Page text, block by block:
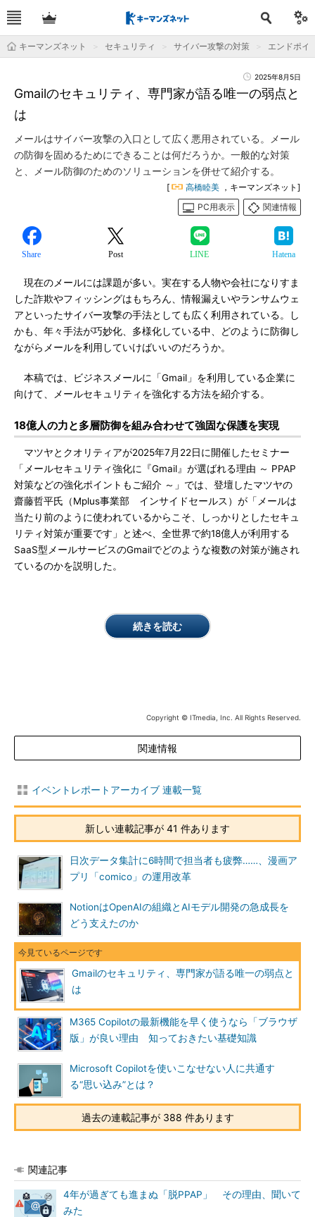
キーマンズネット セキュリティ サイバー攻撃の対策 エンドポイ
2025年8月5日
Gmailのセキュリティ、専門家が語る唯一の弱点と
は
メールはサイバー攻撃の入口として広く悪用されている。メール
の防御を固めるためにできることは何だろうか。一般的な対策
と、メール防御のためのソリューションを併せて紹介する。
[ 高橋睦美 ，キーマンズネット]
PC用表示
関連情報
Share Post LINE Hatena
現在のメールには課題が多い。実在する人物や会社になりすま
した詐欺やフィッシングはもちろん、情報漏えいやランサムウェ
アといったサイバー攻撃の手法としても広く利用されている。し
かも、年々手法が巧妙化、多様化している中、どのように防御し
ながらメールを利用していけばいいのだろうか。
本稿では、ビジネスメールに「Gmail」を利用している企業に
向けて、メールセキュリティを強化する方法を紹介する。
18億人の力と多層防御を組み合わせて強固な保護を実現
マツヤとクオリティアが2025年7月22日に開催したセミナー
「メールセキュリティ強化に『Gmail』が選ばれる理由 ～ PPAP
対策などの強化ポイントもご紹介 ～」では、登壇したマツヤの
齋藤哲平氏（Mplus事業部 インサイドセールス）が「メールは
当たり前のように使われているからこそ、しっかりとしたセキュ
リティ対策が重要です」と述べ、全世界で約18億人が利用する
SaaS型メールサービスのGmailでどのような複数の対策が施され
ているのかを説明した。
続きを読む
Copyright © ITmedia, Inc. All Rights Reserved.
関連情報
イベントレポートアーカイブ 連載一覧
新しい連載記事が 41 件あります
日次データ集計に6時間で担当者も疲弊……、漫画ア
プリ「comico」の運用改革
NotionはOpenAIの組織とAIモデル開発の急成長を
どう支えたのか
Gmailのセキュリティ、専門家が語る唯一の弱点と
は
M365 Copilotの最新機能を早く使うなら「ブラウザ
版」が良い理由 知っておきたい基礎知識
Microsoft Copilotを使いこなせない人に共通す
る“思い込み”とは？
過去の連載記事が 388 件あります
関連記事
4年が過ぎても進まぬ「脱PPAP」 その理由、聞いて
みた